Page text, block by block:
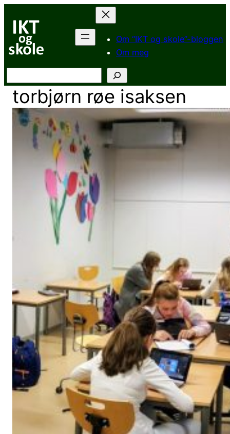
innhold
Om “IKT og skole”-bloggen
Om meg
torbjørn røe isaksen